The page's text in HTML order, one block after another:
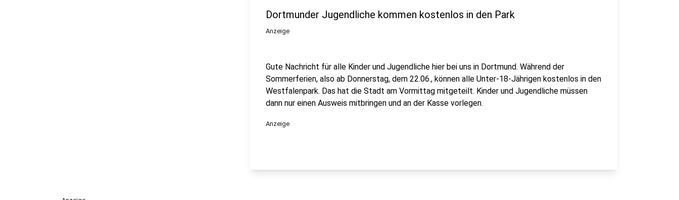
Dortmunder Jugendliche kommen kostenlos in den Park
Anzeige
Gute Nachricht für alle Kinder und Jugendliche hier bei uns in Dortmund. Während der
Sommerferien, also ab Donnerstag, dem 22.06., können alle Unter-18-Jährigen kostenlos in den
Westfalenpark. Das hat die Stadt am Vormittag mitgeteilt. Kinder und Jugendliche müssen
dann nur einen Ausweis mitbringen und an der Kasse vorlegen.
Anzeige